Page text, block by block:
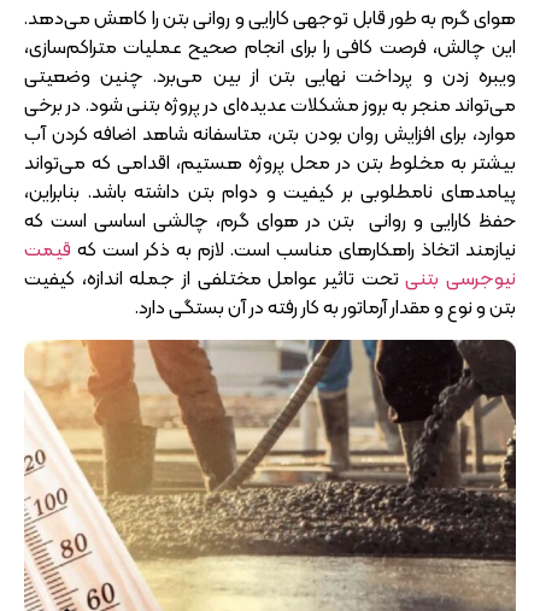
هوای گرم به طور قابل توجهی کارایی و روانی بتن را کاهش می‌دهد.
این چالش، فرصت کافی را برای انجام صحیح عملیات متراکم‌سازی،
ویبره زدن و پرداخت نهایی بتن از بین می‌برد. چنین وضعیتی
می‌تواند منجر به بروز مشکلات عدیده‌ای در پروژه بتنی شود. در برخی
موارد، برای افزایش روان بودن بتن، متاسفانه شاهد اضافه کردن آب
بیشتر به مخلوط بتن در محل پروژه هستیم، اقدامی که می‌تواند
پیامدهای نامطلوبی بر کیفیت و دوام بتن داشته باشد. بنابراین،
حفظ کارایی و روانی بتن در هوای گرم، چالشی اساسی است که
نیازمند اتخاذ راهکارهای مناسب است. لازم به ذکر است که قیمت
نیوجرسی بتنیتحت تاثیر عوامل مختلفی از جمله اندازه، کیفیت
بتن و نوع و مقدار آرماتور به کار رفته در آن بستگی دارد.